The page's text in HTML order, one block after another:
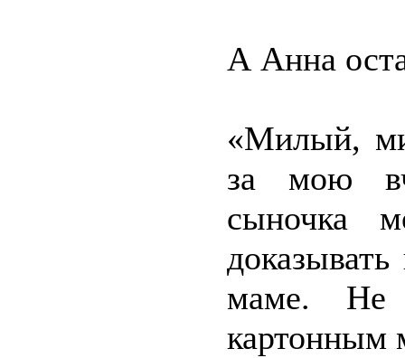
А Анна
«Милый,
за мою
сыночка
маме. Не